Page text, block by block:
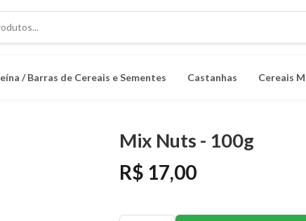
/ Barras de Cereais e Sementes Castanhas Cereais
Mix Nuts - 100g
R$ 17,00